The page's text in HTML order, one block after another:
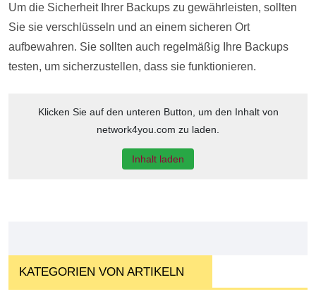
Um die Sicherheit Ihrer Backups zu gewährleisten, sollten
Sie sie verschlüsseln und an einem sicheren Ort
aufbewahren. Sie sollten auch regelmäßig Ihre Backups
testen, um sicherzustellen, dass sie funktionieren.
Klicken Sie auf den unteren Button, um den Inhalt von
network4you.com zu laden.
Inhalt laden
KATEGORIEN VON ARTIKELN